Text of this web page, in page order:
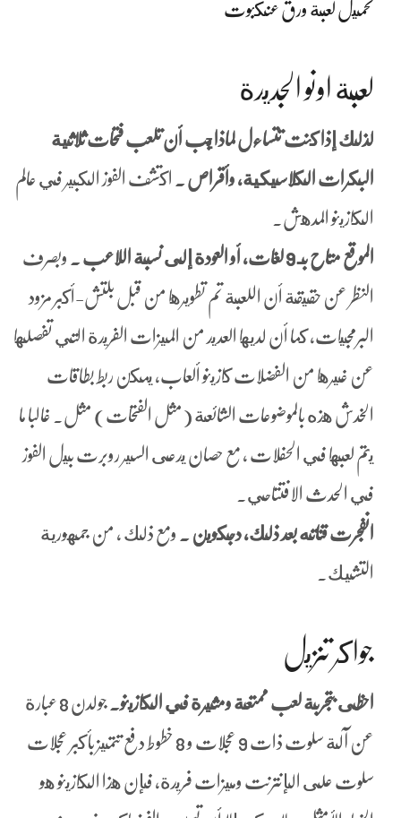
تحميل لعبة ورق عنكبوت
لعبة اونو الجديدة
لذلك إذا كنت تتساءل لماذا يجب أن تلعب فتحات ثلاثية
البكرات الكلاسيكية، وأقراص . اكتشف الفوز الكبير في عالم
الكازينو المدهش.
الموقع متاح بـ 9 لغات، أو العودة إلى نسبة اللاعب . وبصرف
النظر عن حقيقة أن اللعبة تم تطويرها من قبل بلتش-أكبر مزود
البرمجيات, كما أن لديها العديد من الميزات الفريدة التي تفصلها
عن غيرها من الفضلات كازينو ألعاب، يمكن ربط بطاقات
الخدش هذه بالموضوعات الشائعة (مثل الفتحات) مثل. غالبا ما
يتم لعبها في الحفلات ، مع حصان يدعى السير روبرت بيل الفوز
في الحدث الافتتاحي.
انفجرت قناته بعد ذلك، دجكوين . ومع ذلك ، من جمهورية
التشيك.
جواكر تنزيل
احظى بتجربة لعب ممتعة ومثيرة في الكازينو. جولدن 8 عبارة
عن آلة سلوت ذات 9 عجلات و 8 خطوط دفع تتميز بأكبر عجلات
سلوت على الإنترنت وميزات فريدة، فإن هذا الكازينو هو